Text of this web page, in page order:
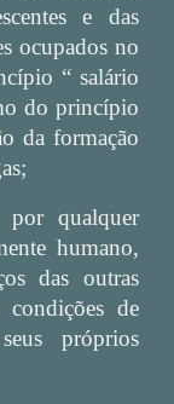
e das
ocupados no
“ salário
do princípio
da formação
por qualquer
humano,
das outras
condições de
próprios